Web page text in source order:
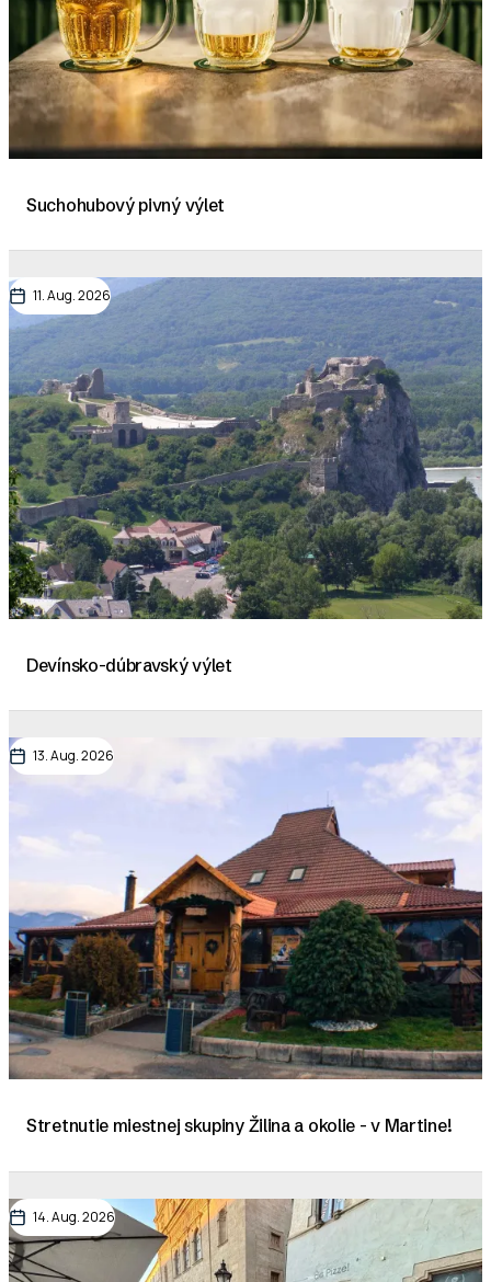
Suchohubový pivný výlet
11. Aug. 2026
Devínsko-dúbravský výlet
13. Aug. 2026
Stretnutie miestnej skupiny Žilina a okolie - v Martine!
14. Aug. 2026